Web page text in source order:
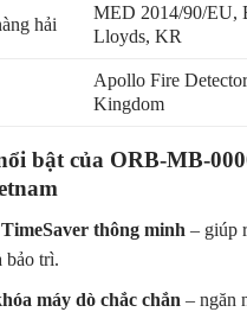
hải
MED 2014/90/EU,
Lloyds, KR
Apollo Fire
Kingdom
bật của ORB-MB-
thông minh – giúp
bảo trì.
máy dò chắc chắn – ngăn